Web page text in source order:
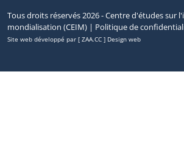
Tous droits réservés 2026 - Centre d'études sur
mondialisation (CEIM) | Politique de
Site web développé par [ ZAA.CC ] Design web